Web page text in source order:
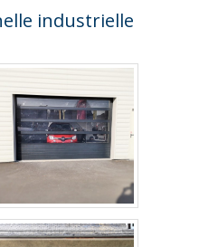
industrielle